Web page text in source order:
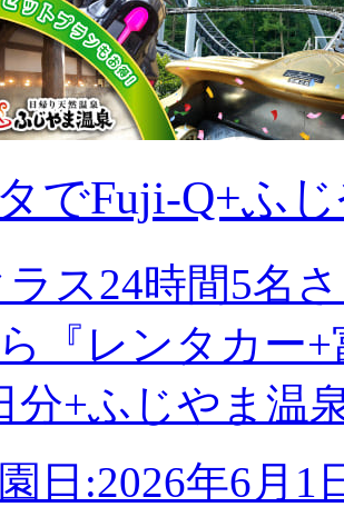
でFuji-Q+ふ
ラス24時間5名
『レンタカー
分+ふじやま温
日:2026年6月1